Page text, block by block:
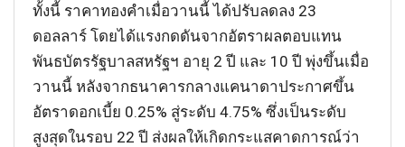
ทั้งนี้ ราคาทองคำเมื่อวานนี้ ได้ปรับลดลง 23
ดอลลาร์ โดยได้แรงกดดันจากอัตราผลตอบแทน
พันธบัตรรัฐบาลสหรัฐฯ อายุ 2 ปี และ 10 ปี พุ่งขึ้นเมื่อ
วานนี้ หลังจากธนาคารกลางแคนาดาประกาศขึ้น
อัตราดอกเบี้ย 0.25% สู่ระดับ 4.75% ซึ่งเป็นระดับ
สูงสุดในรอบ 22 ปี ส่งผลให้เกิดกระแสคาดการณ์ว่า